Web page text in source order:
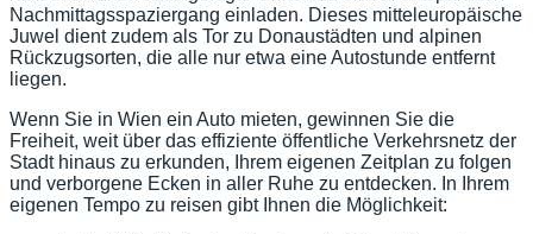
Nachmittagsspaziergang einladen. Dieses mitteleuropäische
Juwel dient zudem als Tor zu Donaustädten und alpinen
Rückzugsorten, die alle nur etwa eine Autostunde entfernt
liegen.
Wenn Sie in Wien ein Auto mieten, gewinnen Sie die
Freiheit, weit über das effiziente öffentliche Verkehrsnetz der
Stadt hinaus zu erkunden, Ihrem eigenen Zeitplan zu folgen
und verborgene Ecken in aller Ruhe zu entdecken. In Ihrem
eigenen Tempo zu reisen gibt Ihnen die Möglichkeit: